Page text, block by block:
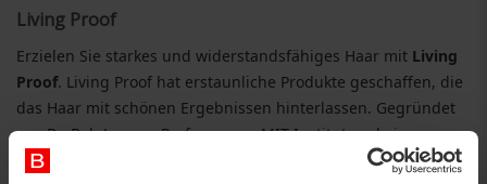
Living Proof
Erzielen Sie starkes und widerstandsfähiges Haar mit Living
Proof. Living Proof hat erstaunliche Produkte geschaffen, die
das Haar mit schönen Ergebnissen hinterlassen. Gegründet
von Dr. Bob Langer, Professor am MIT-Institut und ein
angesehener Wissenschaftler mit mehr Patenten als jeder